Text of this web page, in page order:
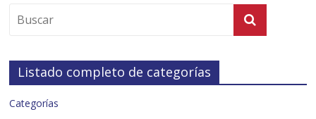
Listado completo de categorías
Categorías